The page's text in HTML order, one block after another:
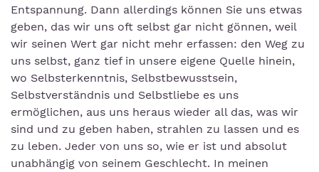
Entspannung. Dann allerdings können Sie uns etwas
geben, das wir uns oft selbst gar nicht gönnen, weil
wir seinen Wert gar nicht mehr erfassen: den Weg zu
uns selbst, ganz tief in unsere eigene Quelle hinein,
wo Selbsterkenntnis, Selbstbewusstsein,
Selbstverständnis und Selbstliebe es uns
ermöglichen, aus uns heraus wieder all das, was wir
sind und zu geben haben, strahlen zu lassen und es
zu leben. Jeder von uns so, wie er ist und absolut
unabhängig von seinem Geschlecht. In meinen